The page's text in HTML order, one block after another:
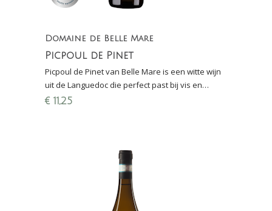
Domaine de Belle Mare
Picpoul de Pinet
Picpoul de Pinet van Belle Mare is een witte wijn
uit de Languedoc die perfect past bij vis en
schaal- en schelpdieren, zoals oesters en
€ 11,25